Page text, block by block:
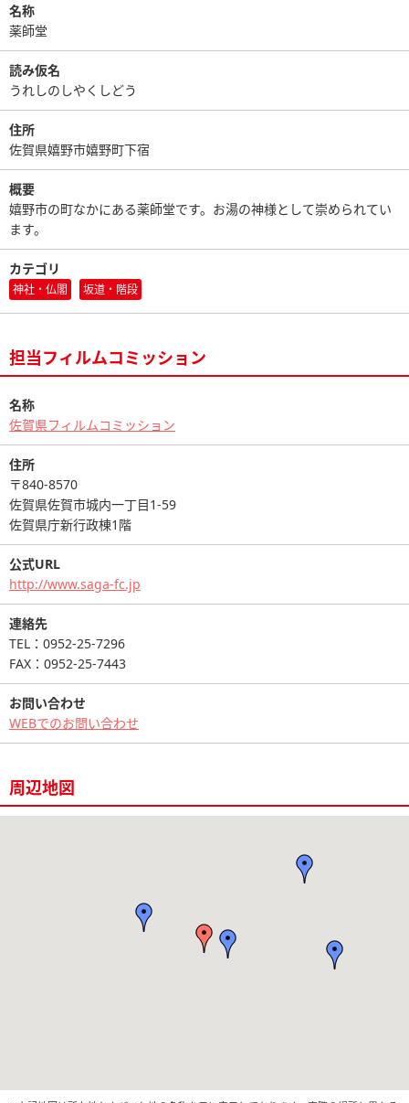
名称
薬師堂
読み仮名
うれしのしやくしどう
住所
佐賀県嬉野市嬉野町下宿
概要
嬉野市の町なかにある薬師堂です。お湯の神様として崇められてい
ます。
カテゴリ
神社・仏閣 坂道・階段
担当フィルムコミッション
名称
佐賀県フィルムコミッション
住所
〒840-8570
佐賀県佐賀市城内一丁目1-59
佐賀県庁新行政棟1階
公式URL
http://www.saga-fc.jp
連絡先
TEL：0952-25-7296
FAX：0952-25-7443
お問い合わせ
WEBでのお問い合わせ
周辺地図